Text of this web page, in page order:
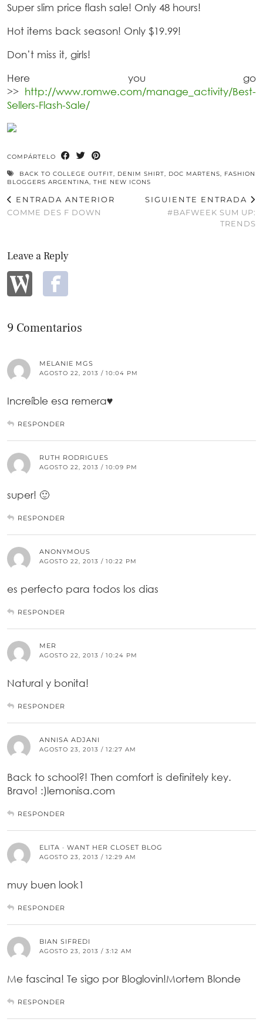
Super slim price flash sale! Only 48 hours!
Hot items back season! Only $19.99!
Don’t miss it, girls!
Here you go
>> http://www.romwe.com/manage_activity/Best-
Sellers-Flash-Sale/
COMPÁRTELO
BACK TO COLLEGE OUTFIT, DENIM SHIRT, DOC MARTENS, FASHION
BLOGGERS ARGENTINA, THE NEW ICONS
ENTRADA ANTERIOR
COMME DES F DOWN
SIGUIENTE ENTRADA
#BAFWEEK SUM UP:
TRENDS
Leave a Reply
9 Comentarios
MELANIE MGS
AGOSTO 22, 2013 / 10:04 PM
Increíble esa remera♥
RESPONDER
RUTH RODRIGUES
AGOSTO 22, 2013 / 10:09 PM
super! 🙂
RESPONDER
ANONYMOUS
AGOSTO 22, 2013 / 10:22 PM
es perfecto para todos los dias
RESPONDER
MER
AGOSTO 22, 2013 / 10:24 PM
Natural y bonita!
RESPONDER
ANNISA ADJANI
AGOSTO 23, 2013 / 12:27 AM
Back to school?! Then comfort is definitely key.
Bravo! :)lemonisa.com
RESPONDER
ELITA · WANT HER CLOSET BLOG
AGOSTO 23, 2013 / 12:29 AM
muy buen look1
RESPONDER
BIAN SIFREDI
AGOSTO 23, 2013 / 3:12 AM
Me fascina! Te sigo por Bloglovin!Mortem Blonde
RESPONDER